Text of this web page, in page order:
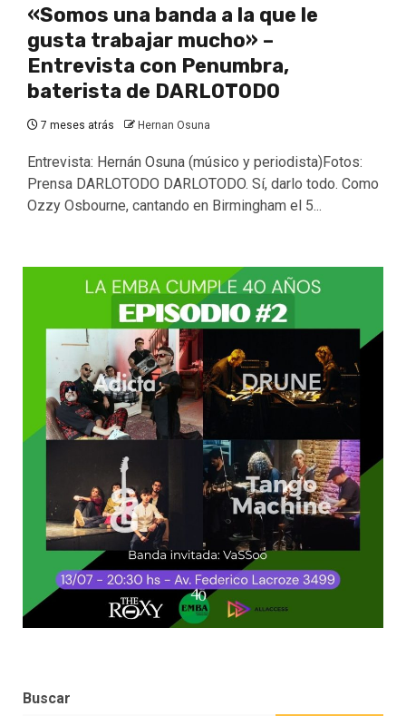
«Somos una banda a la que le
gusta trabajar mucho» –
Entrevista con Penumbra,
baterista de DARLOTODO
7 meses atrás Hernan Osuna
Entrevista: Hernán Osuna (músico y periodista)Fotos:
Prensa DARLOTODO DARLOTODO. Sí, darlo todo. Como
Ozzy Osbourne, cantando en Birmingham el 5...
Buscar